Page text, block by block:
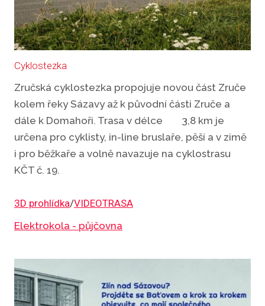
Cyklostezka
Zručská cyklostezka propojuje novou část Zruče
kolem řeky Sázavy až k původní části Zruče a
dále k Domahoři. Trasa v délce 3,8 km je
určena pro cyklisty, in-line bruslaře, pěší a v zimě
i pro běžkaře a volně navazuje na cyklostrasu
KČT č. 19.
3D prohlídka/VIDEOTRASA
Elektrokola - půjčovna